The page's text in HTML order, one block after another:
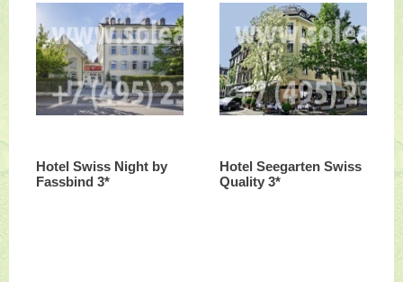
Hotel Swiss Night by
Fassbind 3*
Hotel Seegarten Swiss
Quality 3*